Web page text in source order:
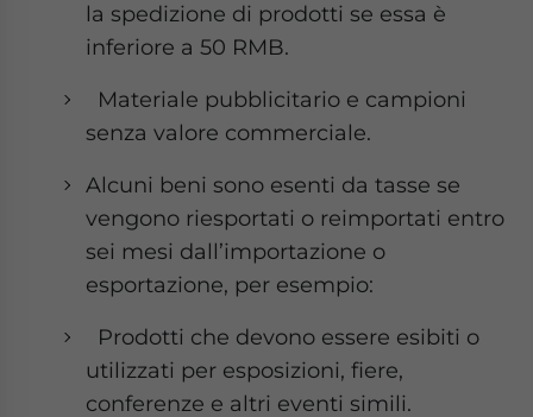
la spedizione di prodotti se essa è
inferiore a 50 RMB.
Materiale pubblicitario e campioni
senza valore commerciale.
Alcuni beni sono esenti da tasse se
vengono riesportati o reimportati entro
sei mesi dall’importazione o
esportazione, per esempio:
Prodotti che devono essere esibiti o
utilizzati per esposizioni, fiere,
conferenze e altri eventi simili.